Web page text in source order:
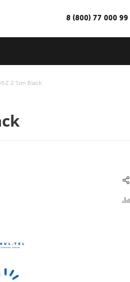
8 (800) 77 000 99
2 Sim Black